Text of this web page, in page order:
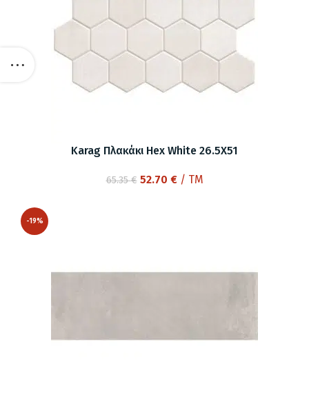
Karag Πλακάκι Hex White 26.5X51
65.35€ Original
52.70 €Η
/ TM
-19%